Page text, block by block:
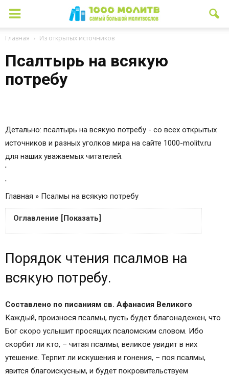
Главная Из открытых источников
Псалтырь на всякую
потребу
Детально: псалтырь на всякую потребу - со всех открытых
источников и разных уголков мира на сайте 1000-molitv.ru
для наших уважаемых читателей.
'
'
Главная » Псалмы на всякую потребу
Оглавление [Показать]
Псалмы на разные случаи.
Псалтырь как требник, помощник и
покровитель на всякую потребу:
Предметный указатель псалмов
Псалмы на всякую потребу, по советам и
наставлениям святых отцов
Порядок чтения псалмов на
всякую потребу.
Составлено по писаниям св. Афанасия Великого
Каждый, произнося псалмы, пусть будет благонадежен, что
Бог скоро услышит просящих псаломским словом. Ибо
скорбит ли кто, – читая псалмы, великое увидит в них
утешение. Терпит ли искушения и гонения, – поя псалмы,
явится благоискусным, и будет покровительствуем